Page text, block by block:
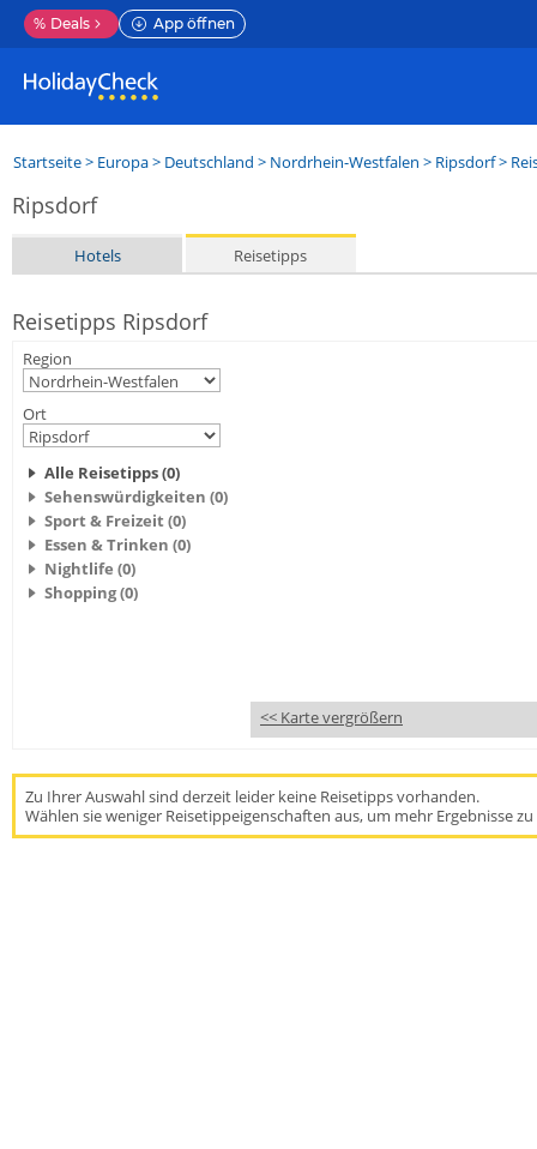
% Deals App öffnen
Startseite> Europa> Deutschland > Nordrhein-Westfalen > Ripsdorf>
Ripsdorf
Hotels Reisetipps
Reisetipps Ripsdorf
Region
Ort
Alle Reisetipps (0)
Sehenswürdigkeiten (0)
Sport & Freizeit (0)
Essen & Trinken (0)
Nightlife (0)
Shopping (0)
<< Karte vergrößern
Zu Ihrer Auswahl sind derzeit leider keine Reisetipps vorhanden.
Wählen sie weniger Reisetippeigenschaften aus, um mehr Ergebnisse